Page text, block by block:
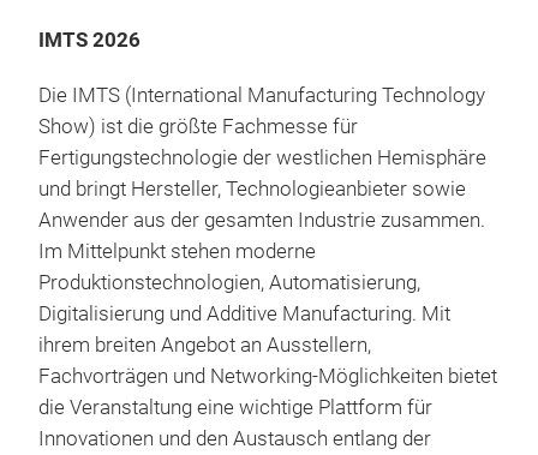
IMTS 2026
Die IMTS (International Manufacturing Technology
Show) ist die größte Fachmesse für
Fertigungstechnologie der westlichen Hemisphäre
und bringt Hersteller, Technologieanbieter sowie
Anwender aus der gesamten Industrie zusammen.
Im Mittelpunkt stehen moderne
Produktionstechnologien, Automatisierung,
Digitalisierung und Additive Manufacturing. Mit
ihrem breiten Angebot an Ausstellern,
Fachvorträgen und Networking-Möglichkeiten bietet
die Veranstaltung eine wichtige Plattform für
Innovationen und den Austausch entlang der